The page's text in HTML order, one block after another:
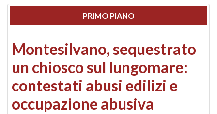
PRIMO PIANO
Montesilvano, sequestrato
un chiosco sul lungomare:
contestati abusi edilizi e
occupazione abusiva